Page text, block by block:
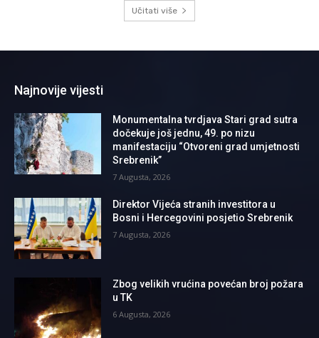
Učitati više
Najnovije vijesti
Monumentalna tvrdjava Stari grad sutra
dočekuje još jednu, 49. po nizu
manifestaciju “Otvoreni grad umjetnosti
Srebrenik”
7 Augusta, 2026
Direktor Vijeća stranih investitora u
Bosni i Hercegovini posjetio Srebrenik
7 Augusta, 2026
Zbog velikih vrućina povećan broj požara
u TK
6 Augusta, 2026